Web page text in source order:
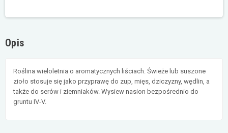
Opis
Roślina wieloletnia o aromatycznych liściach. Świeże lub suszone
zioło stosuje się jako przyprawę do zup, mięs, dziczyzny, wędlin, a
także do serów i ziemniaków. Wysiew nasion bezpośrednio do
gruntu IV-V.